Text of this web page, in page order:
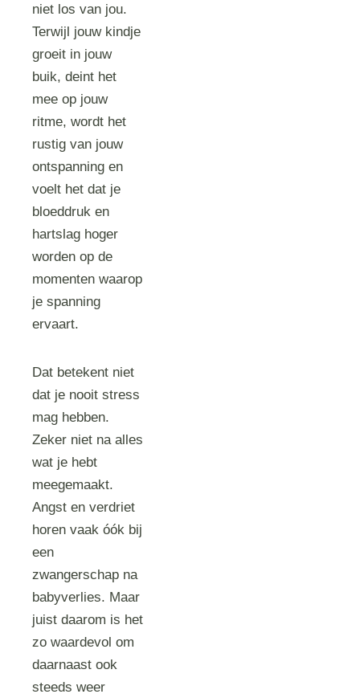
niet los van jou.
Terwijl jouw kindje
groeit in jouw
buik, deint het
mee op jouw
ritme, wordt het
rustig van jouw
ontspanning en
voelt het dat je
bloeddruk en
hartslag hoger
worden op de
momenten waarop
je spanning
ervaart.
Dat betekent niet
dat je nooit stress
mag hebben.
Zeker niet na alles
wat je hebt
meegemaakt.
Angst en verdriet
horen vaak óók bij
een
zwangerschap na
babyverlies. Maar
juist daarom is het
zo waardevol om
daarnaast ook
steeds weer